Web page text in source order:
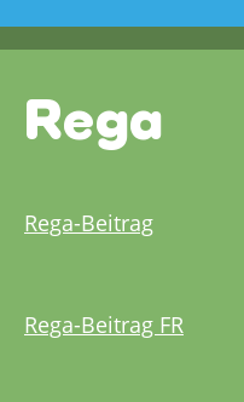
Rega
Rega-Beitrag
Rega-Beitrag FR